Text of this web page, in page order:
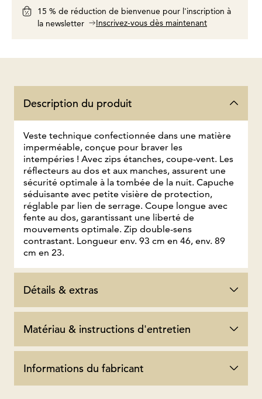
15 % de réduction de bienvenue pour l'inscription à
la newsletter
Inscrivez-vous dès maintenant
Description du produit
Veste technique confectionnée dans une matière
imperméable, conçue pour braver les
intempéries ! Avec zips étanches, coupe-vent. Les
réflecteurs au dos et aux manches, assurent une
sécurité optimale à la tombée de la nuit. Capuche
séduisante avec petite visière de protection,
réglable par lien de serrage. Coupe longue avec
fente au dos, garantissant une liberté de
mouvements optimale. Zip double-sens
contrastant. Longueur env. 93 cm en 46, env. 89
cm en 23.
Détails & extras
Matériau & instructions d'entretien
Informations du fabricant